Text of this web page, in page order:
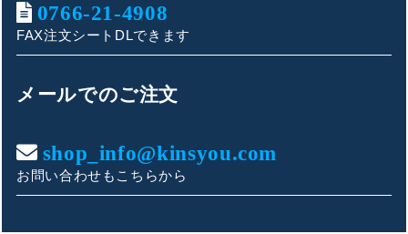
キンショウお問い合わせサポート
こんにちは！
お買い物やお問い合わせ相談のサポートをさせていただい
ご質問内容をお選びください。
0766-21-4908
FAX注文シートDLできます
メールでのご注文
shop_info@kinsyou.com
お問い合わせもこちらから